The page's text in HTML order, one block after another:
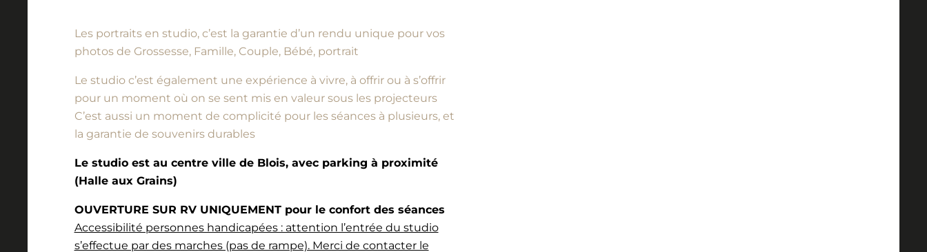
Les portraits en studio, c’est la garantie d’un rendu unique pour vos
photos de Grossesse, Famille, Couple, Bébé, portrait
Le studio c’est également une expérience à vivre, à offrir ou à s’offrir
pour un moment où on se sent mis en valeur sous les projecteurs
C’est aussi un moment de complicité pour les séances à plusieurs, et
la garantie de souvenirs durables
Le studio est au centre ville de Blois, avec parking à proximité
(Halle aux Grains)
OUVERTURE SUR RV UNIQUEMENT pour le confort des séances
Accessibilité personnes handicapées : attention l’entrée du studio
s’effectue par des marches (pas de rampe). Merci de contacter le